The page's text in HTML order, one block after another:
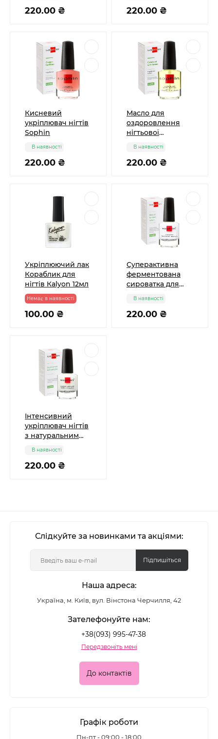
220.00 ₴ 220.00 ₴
Кисневий
укріплювач нігтів
Sophin
В наявності
220.00 ₴
Масло для
оздоровлення
нігтьової
екстрактом
В наявності
220.00 ₴
Укріплюючий лак
Кораблик для
нігтів Кalyon 12мл
Немає в наявності
100.00 ₴
Суперактивна
ферментована
cироватка для
Sophin
В наявності
220.00 ₴
Інтенсивний
укріплювач нігтів
з натуральним
В наявності
220.00 ₴
Слідкуйте за новинками та акціями:
Підпишіться
Наша адреса:
Україна, м. Київ, вул. Вінстона Черчилля, 42
Зателефонуйте нам:
+38(093) 995-47-38
Передзвоніть мені
До контактів
Графік роботи
Пн-пт - 09:00 - 18:00